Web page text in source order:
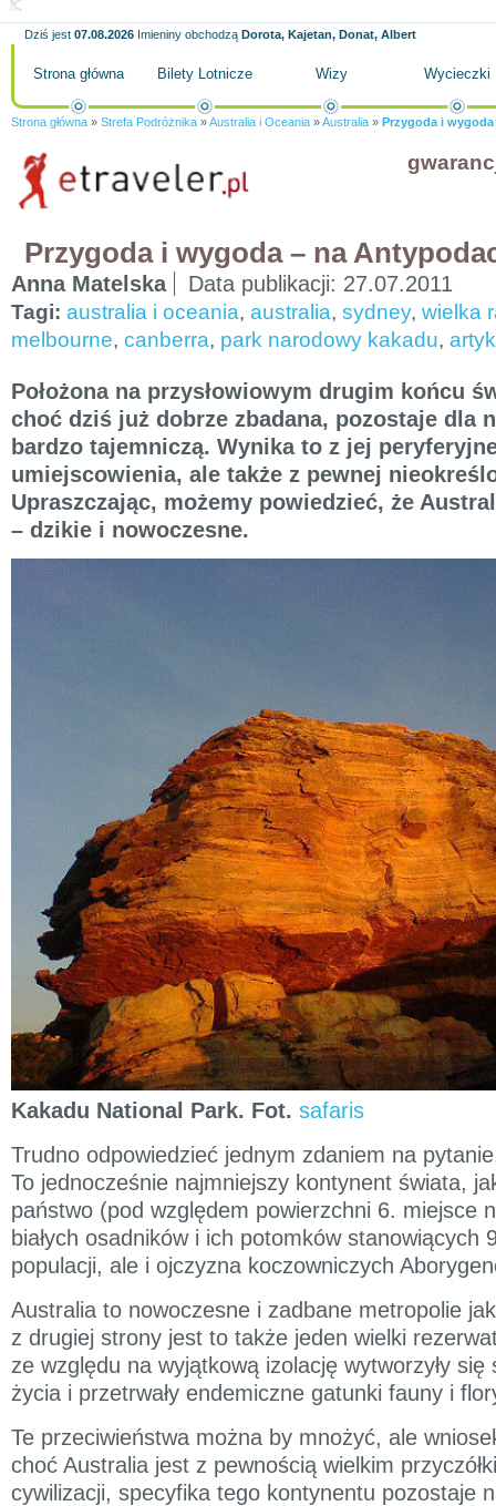
Dziś jest 07.08.2026 Imieniny obchodzą Dorota, Kajetan, Donat, Albert
Strona główna Bilety Lotnicze Wizy Wycieczki
Strona główna » Strefa Podróżnika »Australia i Oceania »Australia » Przygoda i
Przygoda i wygoda – na
Anna Matelska Data publikacji: 27.07.2011
Tagi: australia i oceania, australia, sydney, wielka
melbourne, canberra, park narodowy kakadu,
Położona na przysłowiowym drugim końcu
choć dziś już dobrze zbadana, pozostaje dla
bardzo tajemniczą. Wynika to z jej
umiejscowienia, ale także z pewnej
Upraszczając, możemy powiedzieć, że
– dzikie i nowoczesne.
Kakadu National Park. Fot. safaris
Trudno odpowiedzieć jednym zdaniem na
To jednocześnie najmniejszy kontynent świata,
państwo (pod względem powierzchni 6. miejsce
białych osadników i ich potomków stanowiących
populacji, ale i ojczyzna koczowniczych
Australia to nowoczesne i zadbane metropolie
z drugiej strony jest to także jeden wielki
ze względu na wyjątkową izolację wytworzyły
życia i przetrwały endemiczne gatunki fauny i
Te przeciwieństwa można by mnożyć, ale
choć Australia jest z pewnością wielkim
cywilizacji, specyfika tego kontynentu pozostaje